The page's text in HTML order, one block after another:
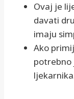
Ovaj je
davati
imaju
Ako
potrebno